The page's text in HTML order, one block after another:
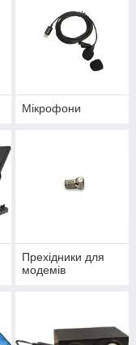
Мікрофони
Прехідники для
модемів